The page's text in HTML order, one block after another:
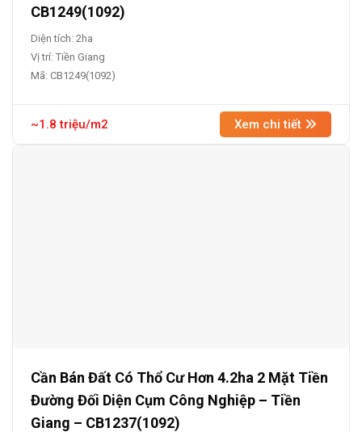
CB1249(1092)
Diện tích: 2ha
Vị trí: Tiền Giang
Mã: CB1249(1092)
~1.8 triệu/m2 Xem chi tiết
Cần Bán Đất Có Thổ Cư Hơn 4.2ha 2 Mặt Tiền
Đường Đối Diện Cụm Công Nghiệp – Tiền
Giang – CB1237(1092)